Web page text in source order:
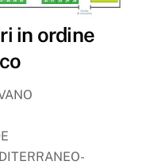
in ordine